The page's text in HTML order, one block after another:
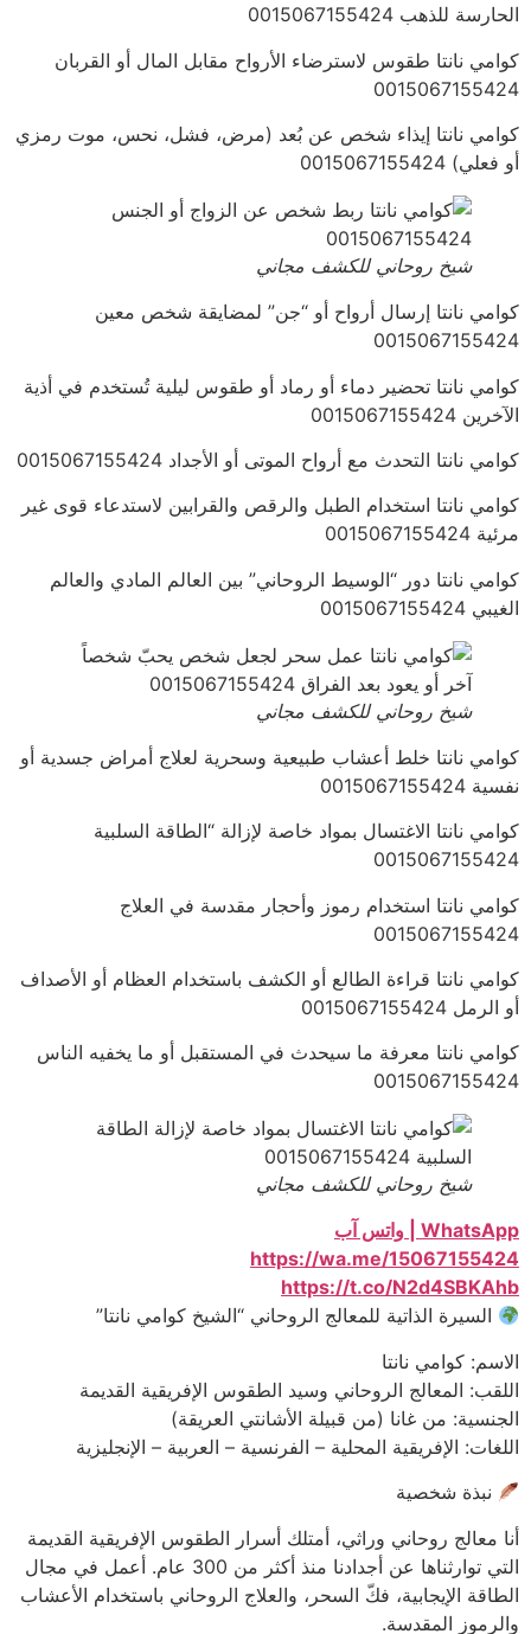
الحارسة للذهب 0015067155424
كوامي نانتا طقوس لاسترضاء الأرواح مقابل المال أو القربان
0015067155424
كوامي نانتا إيذاء شخص عن بُعد (مرض، فشل، نحس، موت رمزي
أو فعلي) 0015067155424
شيخ روحاني للكشف مجاني
كوامي نانتا إرسال أرواح أو “جن” لمضايقة شخص معين
0015067155424
كوامي نانتا تحضير دماء أو رماد أو طقوس ليلية تُستخدم في أذية
الآخرين 0015067155424
كوامي نانتا التحدث مع أرواح الموتى أو الأجداد 0015067155424
كوامي نانتا استخدام الطبل والرقص والقرابين لاستدعاء قوى غير
مرئية 0015067155424
كوامي نانتا دور “الوسيط الروحاني” بين العالم المادي والعالم
الغيبي 0015067155424
شيخ روحاني للكشف مجاني
كوامي نانتا خلط أعشاب طبيعية وسحرية لعلاج أمراض جسدية أو
نفسية 0015067155424
كوامي نانتا الاغتسال بمواد خاصة لإزالة “الطاقة السلبية
0015067155424
كوامي نانتا استخدام رموز وأحجار مقدسة في العلاج
0015067155424
كوامي نانتا قراءة الطالع أو الكشف باستخدام العظام أو الأصداف
أو الرمل 0015067155424
كوامي نانتا معرفة ما سيحدث في المستقبل أو ما يخفيه الناس
0015067155424
شيخ روحاني للكشف مجاني
WhatsApp | واتس آب
https://wa.me/15067155424
https://t.co/N2d4SBKAhb
السيرة الذاتية للمعالج الروحاني “الشيخ كوامي نانتا”
الاسم: كوامي نانتا
اللقب: المعالج الروحاني وسيد الطقوس الإفريقية القديمة
الجنسية: من غانا (من قبيلة الأشانتي العريقة)
اللغات: الإفريقية المحلية – الفرنسية – العربية – الإنجليزية
نبذة شخصية
أنا معالج روحاني وراثي، أمتلك أسرار الطقوس الإفريقية القديمة
التي توارثناها عن أجدادنا منذ أكثر من 300 عام. أعمل في مجال
الطاقة الإيجابية، فكّ السحر، والعلاج الروحاني باستخدام الأعشاب
والرموز المقدسة.